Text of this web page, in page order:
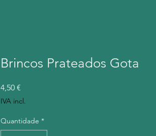
Brincos Prateados Gota
4,50 €
IVA incl.
Quantidade *